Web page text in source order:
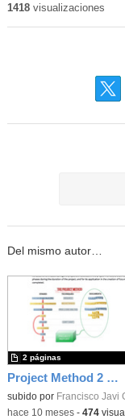
1418visualizaciones
Del mismo autor…
Project Method 2 ESO
Contenido educativo.
subido por Francisco Javi
2 páginas
-hace 10 meses- 474